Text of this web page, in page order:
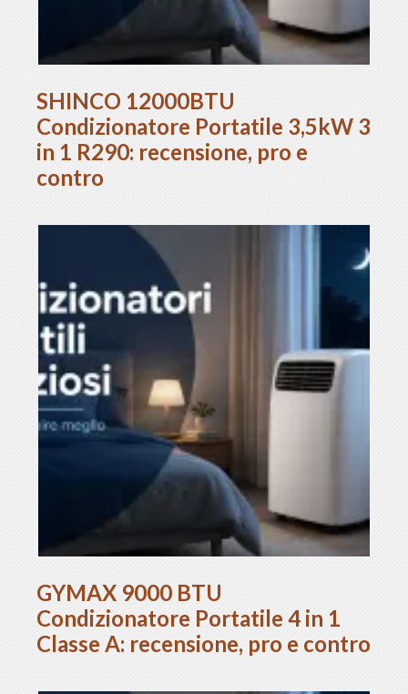
SHINCO 12000BTU
Condizionatore Portatile 3,5kW 3
in 1 R290: recensione, pro e
contro
GYMAX 9000 BTU
Condizionatore Portatile 4 in 1
Classe A: recensione, pro e contro